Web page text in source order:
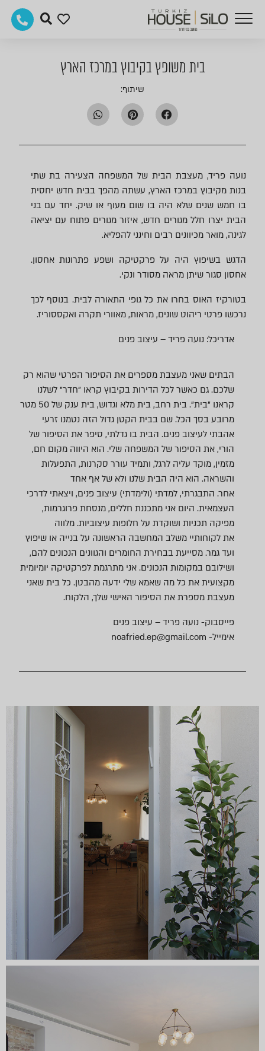
בית משופץ בקיבוץ במרכז הארץ
שיתוף:
נועה פריד, מעצבת הבית של המשפחה הצעירה בת שתי
בנות מקיבוץ במרכז הארץ, עשתה מהפך בבית חדש יחסית
בו חמש שנים שלא היה בו שום מעוף או שיק. יחד עם בני
הבית יצרו חלל מגורים חדש, איזור מגורים פתוח עם יציאה
לגינה, מואר מכיוונים רבים וחינני להפליא.
הדגש בשיפוץ היה על פרקטיקה ושפע פתרונות אחסון.
אחסון סגור שיתן מראה מסודר ונקי.
בטורקיז האוס בחרו את כל גופי התאורה לבית. בנוסף לכך
נרכשו פרטי ריהוט שונים, מראות, מאוורי תקרה ואקססוריז.
אדריכל: נועה פריד – עיצוב פנים
הבתים שאני מעצבת מספרים את הסיפור הפרטי שהוא רק
שלכם. גם כאשר לכל הדירות בקיבוץ קראו "חדר" לשלנו
קראנו "בית". בית רחב, בית מלא וגדוש, בית ענק של 50 מטר
מרובע בסך הכל. שם בבית הקטן גדול הזה נטמנו זרעי
אהבתי לעיצוב פנים. הבית בו גדלתי, סיפר את הסיפור של
הורי, את הסיפור של המשפחה שלי. הוא היווה מקום חם,
מזמין, מוקד עליה לרגל, ותמיד עורר סקרנות, התפעלות
והשראה. הוא היה הבית שלנו ולא של אף אחד
אחר. התבגרתי, למדתי (ולימדתי) עיצוב פנים, ויצאתי לדרכי
העצמאית. היום אני מתכננת חללים, מנסחת פרוגרמות,
מפיקה תכניות ושוקדת על חלופות עיצוביות. מלווה
את לקוחותיי משלב המחשבה הראשונה על בנייה או שיפוץ
ועד גמר. מסייעת בבחירת החומרים והגוונים הנכונים להם,
ושילובם במקומות הנכונים. אני מתרגמת לפרקטיקה יומיומית
מקצועית את כל מה שאמא שלי ידעה מהבטן. כל בית שאני
מעצבת מספרת את הסיפור האישי שלך, הלקוח.
פייסבוק- נועה פריד – עיצוב פנים
אימייל- noafried.ep@gmail.com